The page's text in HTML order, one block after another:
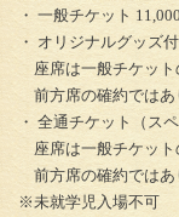
・ 一般チケット
・ オリジナルグッズ
座席は一般チケット
前方席の確約ではあ
・ 全通チケット（ス
座席は一般チケット
前方席の確約ではあ
※未就学児入場不可